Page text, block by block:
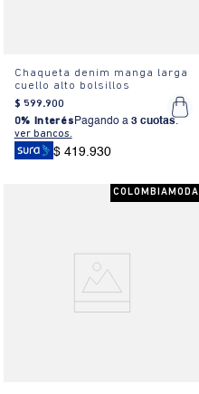
Chaqueta denim manga larga
cuello alto bolsillos
$ 599.900
0% Interés Pagando a 3 cuotas.
ver bancos.
$ 419.930
COLOMBIAMODA